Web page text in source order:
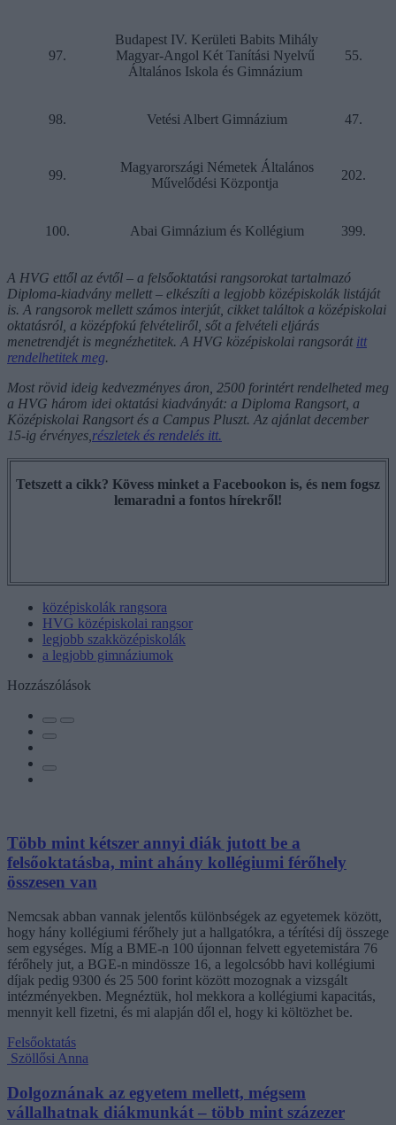
97.
Budapest IV. Kerületi Babits Mihály
Magyar-Angol Két Tanítási Nyelvű
Általános Iskola és Gimnázium
55.
98. Vetési Albert Gimnázium 47.
99.
Magyarországi Németek Általános
Művelődési Központja
202.
100. Abai Gimnázium és Kollégium 399.
A HVG ettől az évtől – a felsőoktatási rangsorokat tartalmazó
Diploma-kiadvány mellett – elkészíti a legjobb középiskolák listáját
is. A rangsorok mellett számos interjút, cikket találtok a középiskolai
oktatásról, a középfokú felvételiről, sőt a felvételi eljárás
menetrendjét is megnézhetitek. A HVG középiskolai rangsorát itt
rendelhetitek meg.
Most rövid ideig kedvezményes áron, 2500 forintért rendelheted meg
a HVG három idei oktatási kiadványát: a Diploma Rangsort, a
Középiskolai Rangsort és a Campus Pluszt. Az ajánlat december
15-ig érvényes, részletek és rendelés itt.
Tetszett a cikk? Kövess minket a Facebookon is, és nem fogsz
lemaradni a fontos hírekről!
középiskolák rangsora
HVG középiskolai rangsor
legjobb szakközépiskolák
a legjobb gimnáziumok
Hozzászólások
Több mint kétszer annyi diák jutott be a
felsőoktatásba, mint ahány kollégiumi férőhely
összesen van
Nemcsak abban vannak jelentős különbségek az egyetemek között,
hogy hány kollégiumi férőhely jut a hallgatókra, a térítési díj összege
sem egységes. Míg a BME-n 100 újonnan felvett egyetemistára 76
férőhely jut, a BGE-n mindössze 16, a legolcsóbb havi kollégiumi
díjak pedig 9300 és 25 500 forint között mozognak a vizsgált
intézményekben. Megnéztük, hol mekkora a kollégiumi kapacitás,
mennyit kell fizetni, és mi alapján dől el, hogy ki költözhet be.
Felsőoktatás
Szöllősi Anna
Dolgoznának az egyetem mellett, mégsem
vállalhatnak diákmunkát – több mint százezer